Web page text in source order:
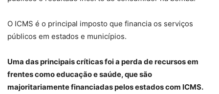
O ICMS é o principal imposto que financia os serviços
públicos em estados e municípios.
Uma das principais críticas foi a perda de recursos em
frentes como educação e saúde, que são
majoritariamente financiadas pelos estados com ICMS.